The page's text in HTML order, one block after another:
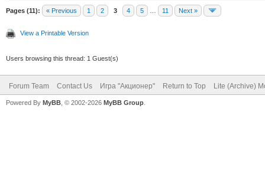
Pages (11): « Previous 1 2 3 4 5 11 Next »
View a Printable Version
Users browsing this thread: 1 Guest(s)
Forum Team Contact Us Игра "Акционер" Return to Top Lite (Archive)
Powered By MyBB , © 2002-2026 MyBB Group